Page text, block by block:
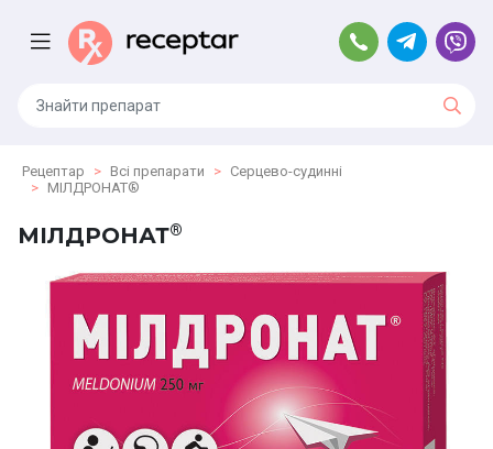
Рецептар Всі препарати
Серцево-судинні
МІЛДРОНАТ®
МІЛДРОНАТ®